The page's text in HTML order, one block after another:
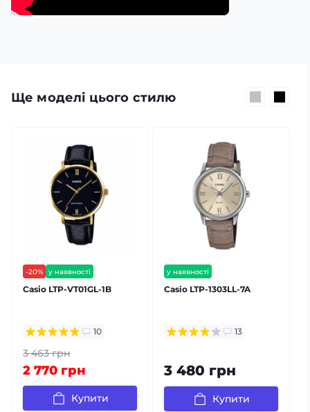
Ще моделі цього стилю
-20%
у наявності
гарантія 24 міс
Casio LTP-VT01GL-1B
10
3 463 грн
2 770 грн
Купити
у наявності
безкоштовна доставка
Casio LTP-1303LL-7A
13
3 480 грн
Купити